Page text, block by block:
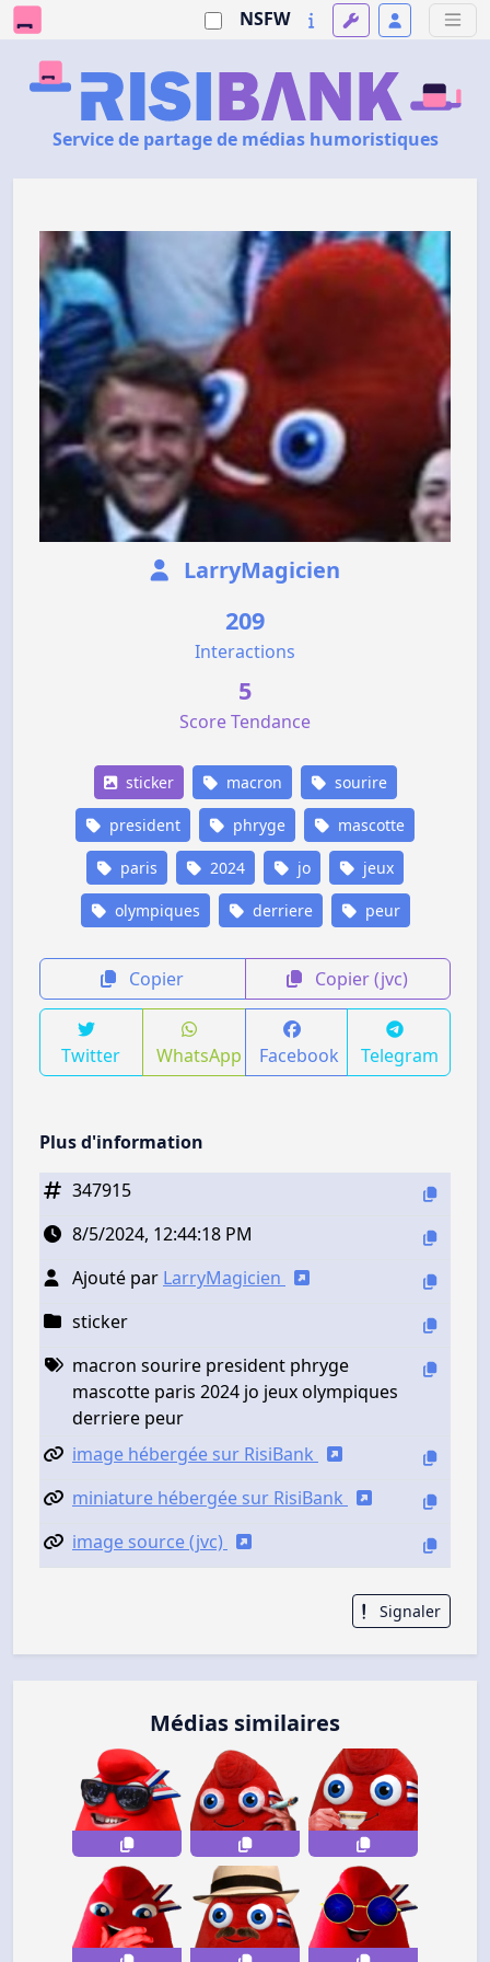
NSFW
Service de partage de médias humoristiques
LarryMagicien
209
Interactions
5
Score Tendance
sticker macron sourire
president phryge mascotte
paris 2024 jo jeux
olympiques derriere peur
Copier Copier (jvc)
Twitter WhatsApp Facebook Telegram
Plus d'information
347915
8/5/2024, 12:44:18 PM
Ajouté par LarryMagicien
sticker
macron sourire president phryge
mascotte paris 2024 jo jeux olympiques
derriere peur
image hébergée sur RisiBank
miniature hébergée sur RisiBank
image source (jvc)
Signaler
Médias similaires